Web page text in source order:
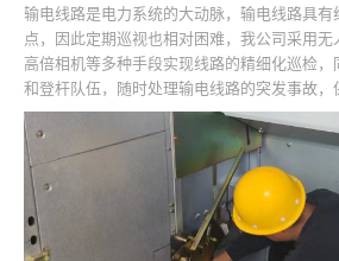
输电线路是电力系统的大动脉，输电线路具
点，因此定期巡视也相对困难，我公司采用无
高倍相机等多种手段实现线路的精细化巡检
和登杆队伍，随时处理输电线路的突发事故，